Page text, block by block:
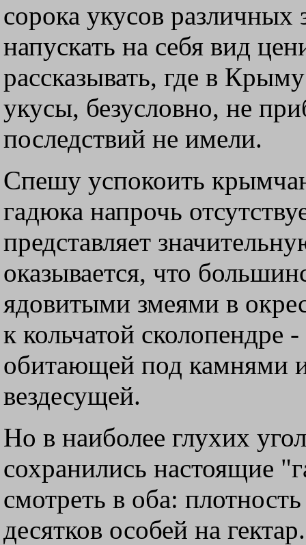
сорока укусов различных
напускать на себя вид
рассказывать, где в
укусы, безусловно, не
последствий не имели.
Спешу успокоить
гадюка напрочь
представляет
оказывается, что
ядовитыми змеями в
к кольчатой
обитающей под камнями
вездесущей.
Но в наиболее глухих
сохранились настоящие
смотреть в оба:
десятков особей на